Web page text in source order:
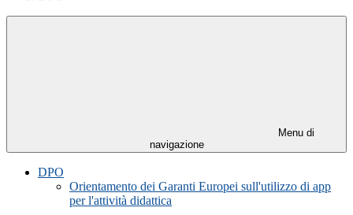
Menu di
navigazione
DPO
Orientamento dei Garanti Europei sull'utilizzo di app
per l'attività didattica